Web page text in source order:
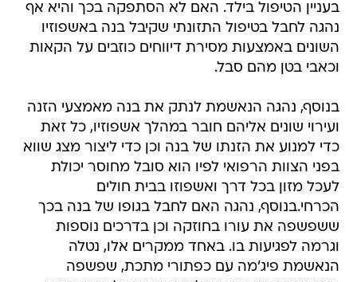
השונים באמצעות מסירת דיווחים כוזבים על הקאות
וכאבי בטן מהם סבל.
בנוסף, נהגה הנאשמת לנתק את בנה מאמצעי הזנה
כדי למנוע את הזנתו של בנה וכן כדי ליצור מצג שווא
בפני הצוות הרפואי לפיו הוא סובל מחוסר יכולת
לעכל מזון בכל דרך ואשפוזו בבית חולים
הכרחי.בנוסף, נהגה האם לחבל בגופו של בנה בכך
ששפשפה את עורו בחוזקה וכן בדרכים נוספות
וגרמה לפגיעות בו. באחד ממקרים אלו, נטלה
הנאשמת פיג'מה עם כפתורי מתכת, שפשפה
באמצעותה את גופו של בנה וגרמה לפציעת עורו
ולכאב רב.